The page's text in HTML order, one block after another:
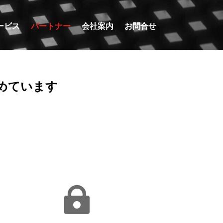
ビス パートナー 会社案内 お問合せ
ています
